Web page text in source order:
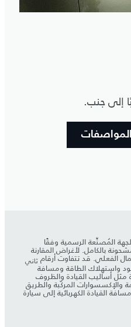
إلى جنب.
المُصنِّعة الرسمية وفقًا
بالكامل. لأغراض المقارنة
الفعلي. قد تتفاوت أرقام ثاني
واستهلاك الطاقة ومسافة
مثل أساليب القيادة والظروف
والإكسسوارات المركّبة والطريق
القيادة الكهربائية إلى سيارة